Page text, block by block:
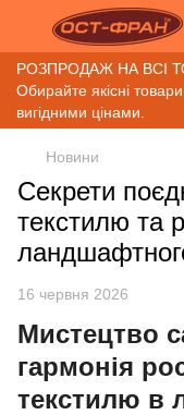
РОЗПРОДАЖ НА ВСІ
Обирайте якісні
вигідними цінами.
Новини
Секрети
текстилю та
16 червня 2026
Мистецтво
гармонія
текстилю в